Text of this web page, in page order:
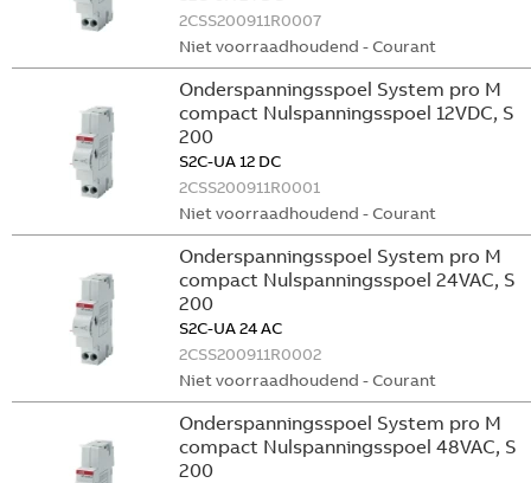
2CSS200911R0007
Niet voorraadhoudend - Courant
Onderspanningsspoel System pro M
compact Nulspanningsspoel 12VDC, S
200
S2C-UA 12 DC
2CSS200911R0001
Niet voorraadhoudend - Courant
Onderspanningsspoel System pro M
compact Nulspanningsspoel 24VAC, S
200
S2C-UA 24 AC
2CSS200911R0002
Niet voorraadhoudend - Courant
Onderspanningsspoel System pro M
compact Nulspanningsspoel 48VAC, S
200